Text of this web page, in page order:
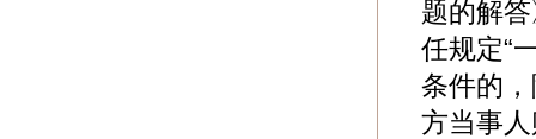
题的解
任规定“
条件的
方当事